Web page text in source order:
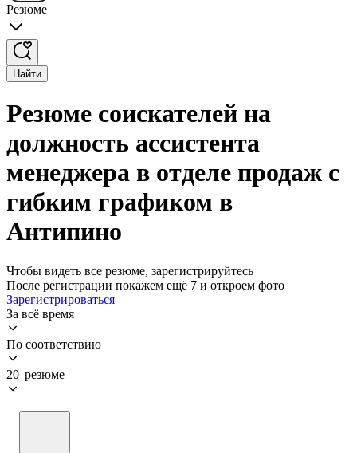
Резюме
Найти
Резюме соискателей на
должность ассистента
менеджера в отделе продаж с
гибким графиком в
Антипино
Чтобы видеть все резюме, зарегистрируйтесь
После регистрации покажем ещё 7 и откроем фото
Зарегистрироваться
За всё время
По соответствию
20 резюме